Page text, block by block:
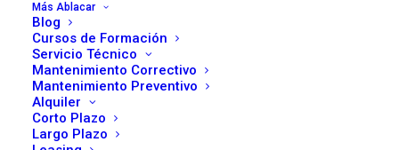
Más Ablacar
Blog
Cursos de Formación
Servicio Técnico
Mantenimiento Correctivo
Mantenimiento Preventivo
Alquiler
Corto Plazo
Largo Plazo
Todos los modelos comparten una plataforma común
basada en la estabilidad, el control ergonómico y la
facilidad de mantenimiento. Están disponibles en
versiones diesel o GLP, lo que permite adaptarse a
distintos entornos logísticos, industriales o de
manufactura.